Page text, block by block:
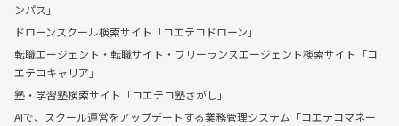
ンパス」
ドローンスクール検索サイト「コエテコドローン」
転職エージェント・転職サイト・フリーランスエージェント検索サイト「コ
エテコキャリア」
塾・学習塾検索サイト「コエテコ塾さがし」
AIで、スクール運営をアップデートする業務管理システム「コエテコマネー